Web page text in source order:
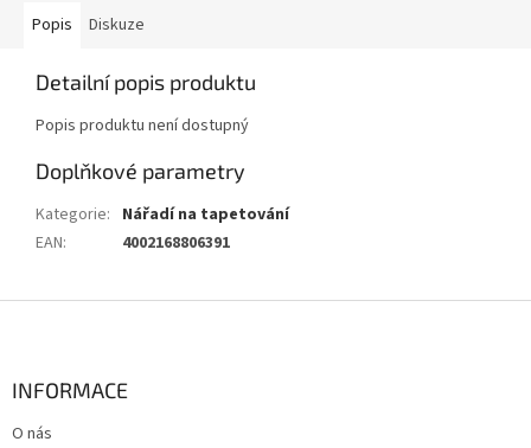
Popis Diskuze
Detailní popis produktu
Popis produktu není dostupný
Doplňkové parametry
Kategorie: Nářadí na tapetování
EAN: 4002168806391
INFORMACE
O nás